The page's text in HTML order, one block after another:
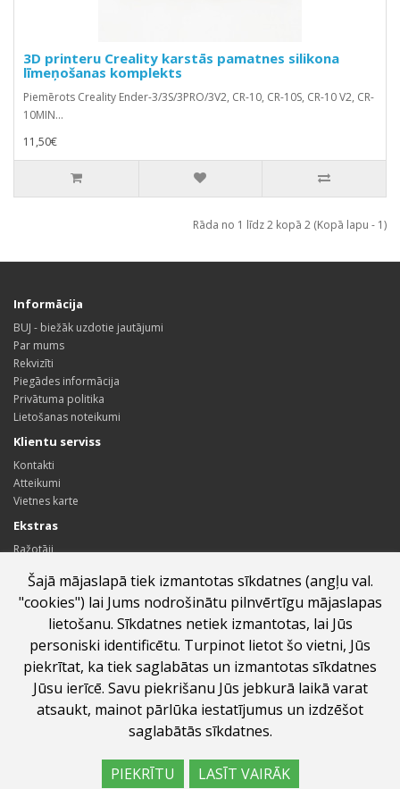
3D printeru Creality karstās pamatnes silikona
līmeņošanas komplekts
Piemērots Creality Ender-3/3S/3PRO/3V2, CR-10, CR-10S, CR-10 V2, CR-
10MIN...
11,50€
Rāda no 1 līdz 2 kopā 2 (Kopā lapu - 1)
Šajā mājaslapā tiek izmantotas sīkdatnes (angļu val.
"cookies") lai Jums nodrošinātu pilnvērtīgu mājaslapas
lietošanu. Sīkdatnes netiek izmantotas, lai Jūs
personiski identificētu. Turpinot lietot šo vietni, Jūs
piekrītat, ka tiek saglabātas un izmantotas sīkdatnes
Jūsu ierīcē. Savu piekrišanu Jūs jebkurā laikā varat
atsaukt, mainot pārlūka iestatījumus un izdzēšot
saglabātās sīkdatnes.
PIEKRĪTU LASĪT VAIRĀK
Informācija
BUJ - biežāk uzdotie jautājumi
Par mums
Rekvizīti
Piegādes informācija
Privātuma politika
Lietošanas noteikumi
Klientu serviss
Kontakti
Atteikumi
Vietnes karte
Ekstras
Ražotāji
Sadarbības partneru programma
Īpašie piedāvājumi
Profils
Profils
Pasūtījumu vēsture
Vēlmju saraksts
Jaunumi